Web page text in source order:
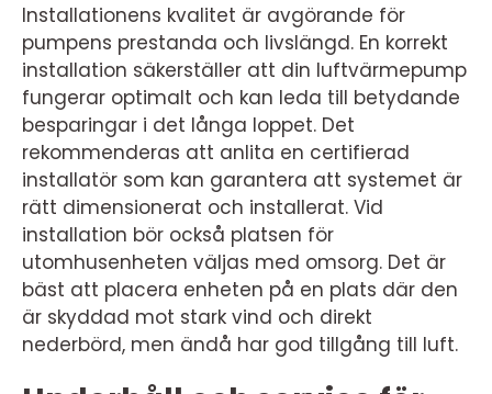
Installationens kvalitet är avgörande för
pumpens prestanda och livslängd. En korrekt
installation säkerställer att din luftvärmepump
fungerar optimalt och kan leda till betydande
besparingar i det långa loppet. Det
rekommenderas att anlita en certifierad
installatör som kan garantera att systemet är
rätt dimensionerat och installerat. Vid
installation bör också platsen för
utomhusenheten väljas med omsorg. Det är
bäst att placera enheten på en plats där den
är skyddad mot stark vind och direkt
nederbörd, men ändå har god tillgång till luft.